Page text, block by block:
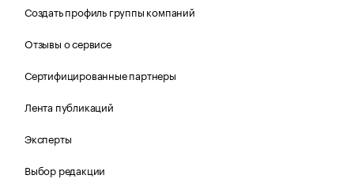
Создать профиль группы компаний
Отзывы о сервисе
Сертифицированные партнеры
Лента публикаций
Эксперты
Выбор редакции